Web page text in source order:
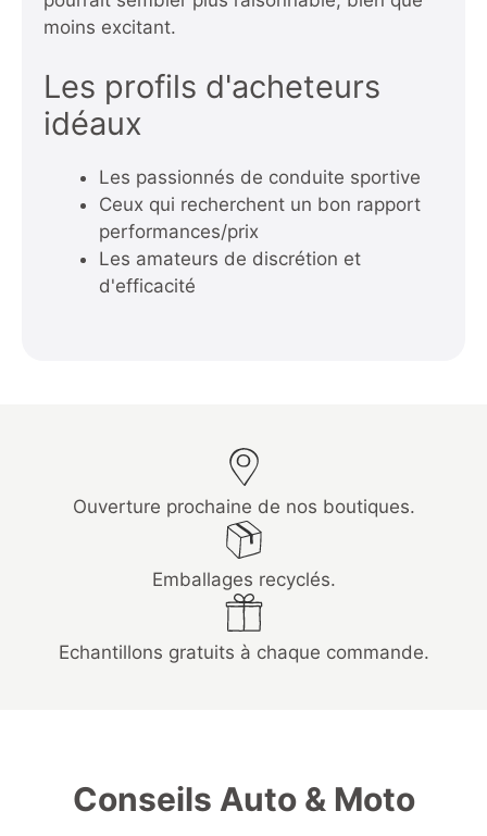
moins excitant.
Les profils d'acheteurs
idéaux
Les passionnés de conduite sportive
Ceux qui recherchent un bon rapport
performances/prix
Les amateurs de discrétion et
d'efficacité
Ouverture prochaine de nos boutiques.
Emballages recyclés.
Echantillons gratuits à chaque commande.
Conseils Auto & Moto